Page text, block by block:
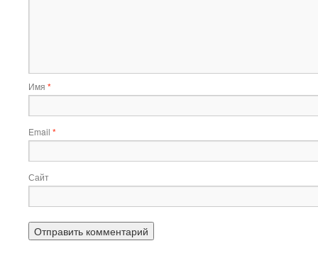
Имя *
Email *
Сайт